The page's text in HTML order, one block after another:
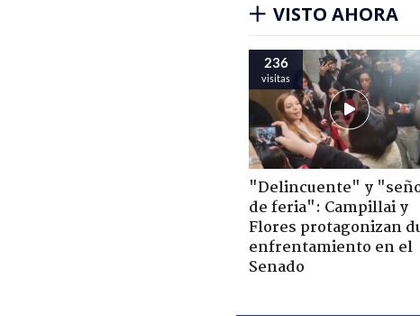
VISTO AHORA
236
visitas
"Delincuente" y
de feria": Campillai y
Flores protagonizan
enfrentamiento en el
Senado